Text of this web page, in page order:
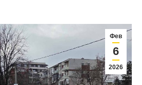
Фев
6
2026